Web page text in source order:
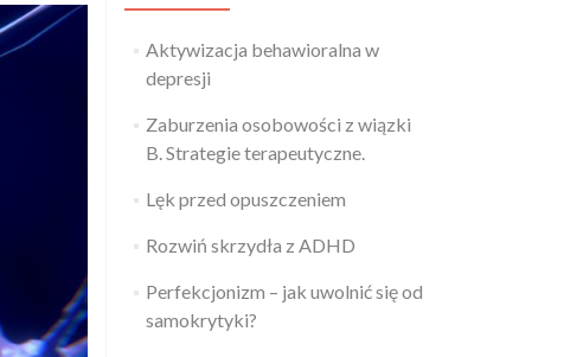
Aktywizacja behawioralna w
depresji
Zaburzenia osobowości z wiązki
B. Strategie terapeutyczne.
Lęk przed opuszczeniem
Rozwiń skrzydła z ADHD
Perfekcjonizm – jak uwolnić się od
samokrytyki?